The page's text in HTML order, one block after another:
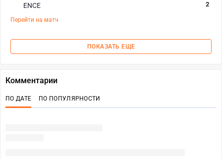
ENCE
2
Перейти на матч
ПОКАЗАТЬ ЕЩЕ
Комментарии
ПО ДАТЕ ПО ПОПУЛЯРНОСТИ